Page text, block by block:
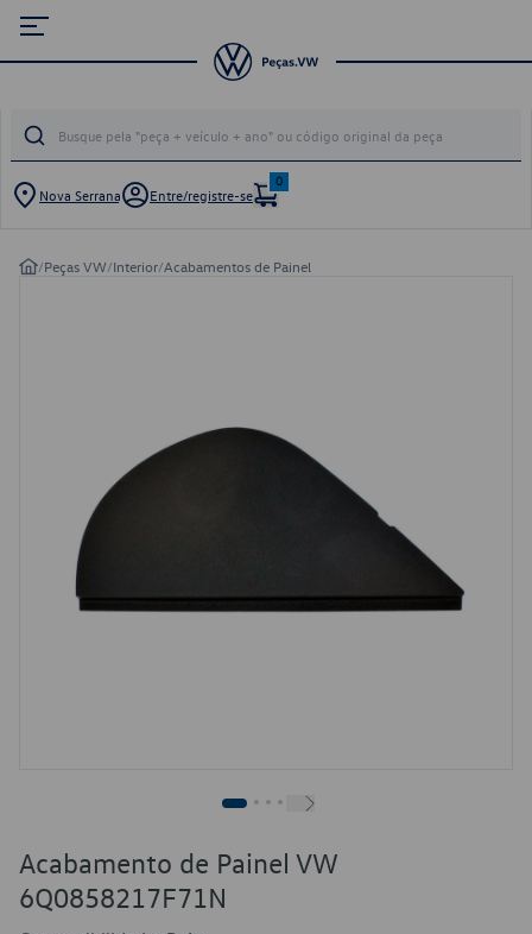
Nova Serrana Entre/registre-se
0
/Peças VW/Interior/Acabamentos de Painel
Acabamento de Painel VW
6Q0858217F71N